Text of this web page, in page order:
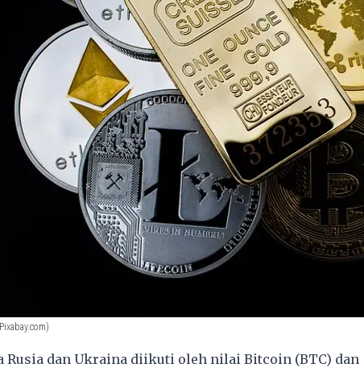
Rusia dan Ukraina diikuti oleh nilai Bitcoin (BTC) dan